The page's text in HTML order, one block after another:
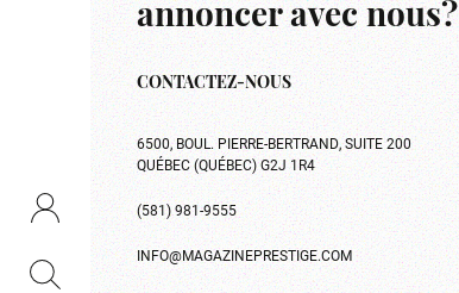
annoncer avec nous?
CONTACTEZ-NOUS
6500, BOUL. PIERRE-BERTRAND, SUITE 200
QUÉBEC (QUÉBEC) G2J 1R4
(581) 981-9555
INFO@MAGAZINEPRESTIGE.COM